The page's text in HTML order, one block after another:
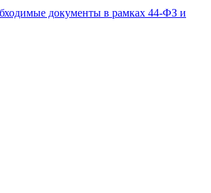
документы в рамках 44-ФЗ и